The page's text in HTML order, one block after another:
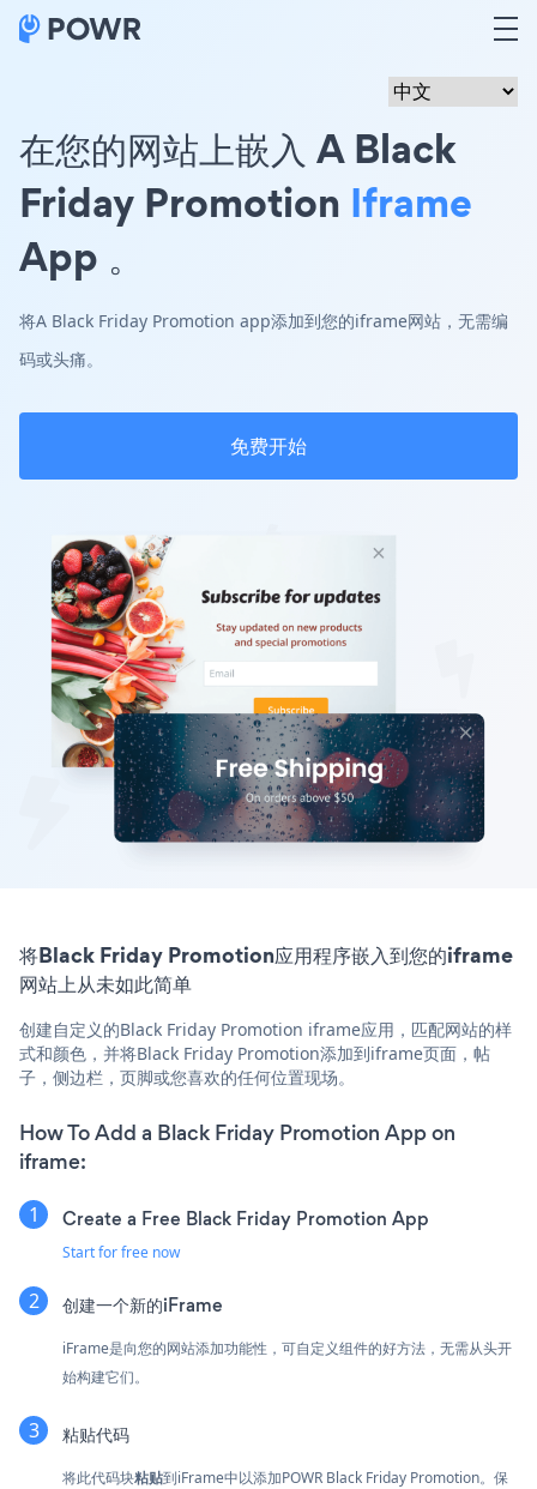
在您的网站上嵌入 A Black
Friday Promotion Iframe
App 。
将A Black Friday Promotion app添加到您的iframe网站，无需编
码或头痛。
免费开始
将Black Friday Promotion应用程序嵌入到您的iframe
网站上从未如此简单
创建自定义的Black Friday Promotion iframe应用，匹配网站的样
式和颜色，并将Black Friday Promotion添加到iframe页面，帖
子，侧边栏，页脚或您喜欢的任何位置现场。
How To Add a Black Friday Promotion App on
iframe:
Create a Free Black Friday Promotion App
Start for free now
创建一个新的iFrame
iFrame是向您的网站添加功能性，可自定义组件的好方法，无需从头开
始构建它们。
粘贴代码
将此代码块粘贴到iFrame中以添加POWR Black Friday Promotion。保